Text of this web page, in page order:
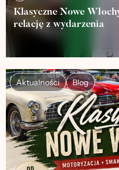
Klasyczne Nowe
relację z wydarzenia
Aktualności Blog